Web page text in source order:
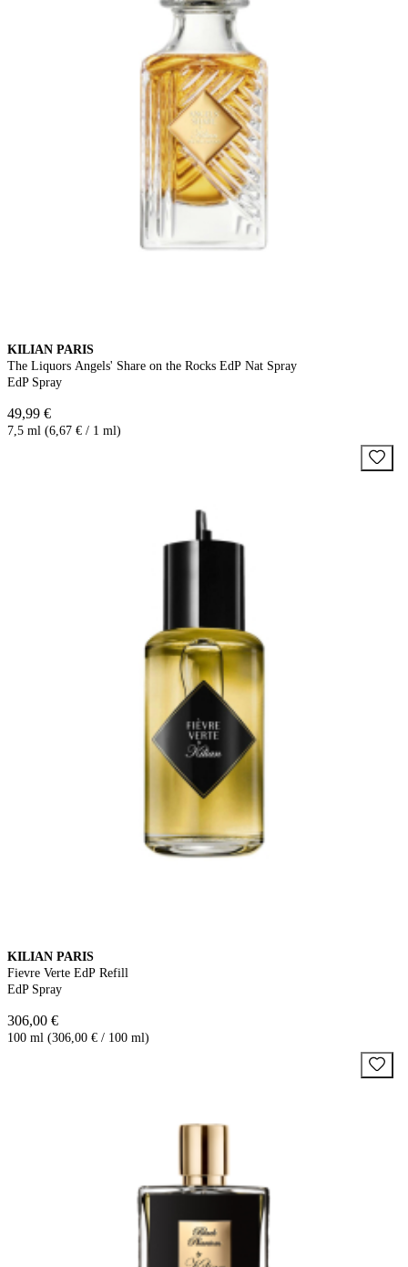
KILIAN PARIS
The Liquors Angels' Share on the Rocks EdP Nat Spray
EdP Spray
49,99 €
7,5 ml (6,67 € / 1 ml)
KILIAN PARIS
Fievre Verte EdP Refill
EdP Spray
306,00 €
100 ml (306,00 € / 100 ml)